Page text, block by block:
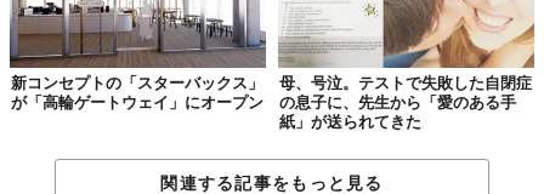
新コンセプトの「スターバックス」
が「高輪ゲートウェイ」にオープン
母、号泣。テストで失敗した自閉症
の息子に、先生から「愛のある手
紙」が送られてきた
関連する記事をもっと見る